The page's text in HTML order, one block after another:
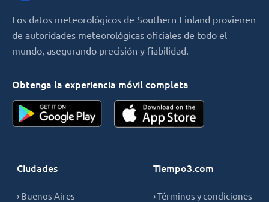
Los datos meteorológicos de Southern Finland provienen
de autoridades meteorológicas oficiales de todo el
mundo, asegurando precisión y fiabilidad.
Obtenga la experiencia móvil completa
Ciudades
› Buenos Aires
Tiempo3.com
› Términos y condiciones